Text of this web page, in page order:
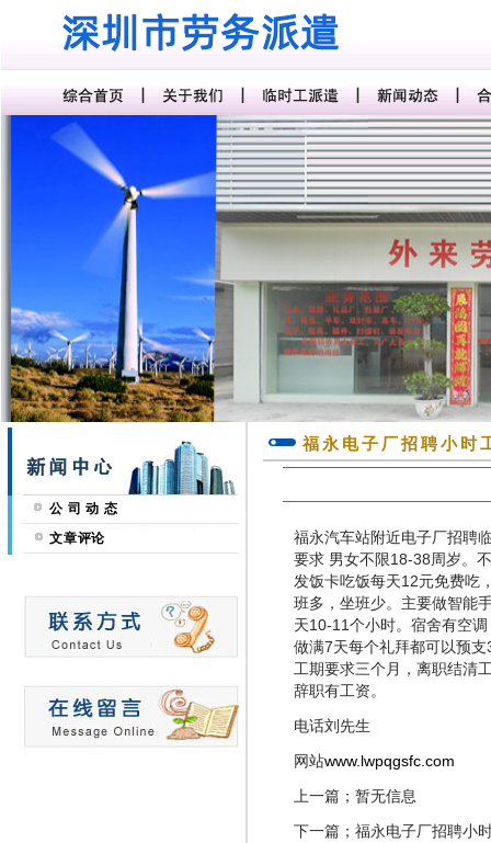
公 司 动 态
文章评论
福永电子厂招聘小时
福永汽车站附近电子厂招聘
要求 男女不限18-38周岁。
发饭卡吃饭每天12元免费吃
班多，坐班少。主要做智能
天10-11个小时。宿舍有空
做满7天每个礼拜都可以预
工期要求三个月，离职结清
辞职有工资。
电话刘先生
网站www.lwpqgsfc.com
上一篇；暂无信息
下一篇；福永电子厂招聘小